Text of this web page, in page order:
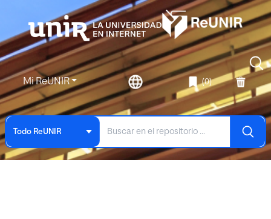
Mi ReUNIR (0)
Todo ReUNIR